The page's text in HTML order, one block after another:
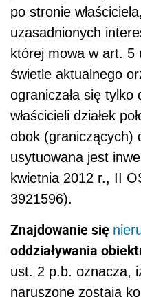
po stronie
uzasadnionych
której mowa w art.
świetle aktualnego
ograniczała się
właścicieli działek
obok (graniczących)
usytuowana jest
kwietnia 2012 r., II
3921596).
Znajdowanie się
oddziaływania
ust. 2 p.b. oznacza,
naruszone zostają